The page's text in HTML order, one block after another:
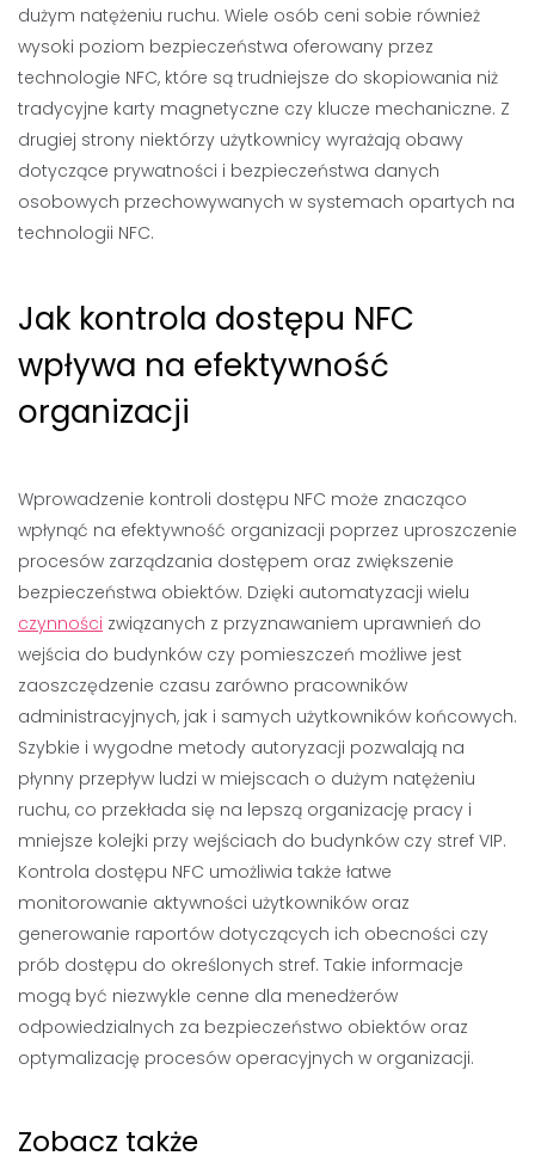
dużym natężeniu ruchu. Wiele osób ceni sobie również
wysoki poziom bezpieczeństwa oferowany przez
technologie NFC, które są trudniejsze do skopiowania niż
tradycyjne karty magnetyczne czy klucze mechaniczne. Z
drugiej strony niektórzy użytkownicy wyrażają obawy
dotyczące prywatności i bezpieczeństwa danych
osobowych przechowywanych w systemach opartych na
technologii NFC.
Jak kontrola dostępu NFC
wpływa na efektywność
organizacji
Wprowadzenie kontroli dostępu NFC może znacząco
wpłynąć na efektywność organizacji poprzez uproszczenie
procesów zarządzania dostępem oraz zwiększenie
bezpieczeństwa obiektów. Dzięki automatyzacji wielu
czynności związanych z przyznawaniem uprawnień do
wejścia do budynków czy pomieszczeń możliwe jest
zaoszczędzenie czasu zarówno pracowników
administracyjnych, jak i samych użytkowników końcowych.
Szybkie i wygodne metody autoryzacji pozwalają na
płynny przepływ ludzi w miejscach o dużym natężeniu
ruchu, co przekłada się na lepszą organizację pracy i
mniejsze kolejki przy wejściach do budynków czy stref VIP.
Kontrola dostępu NFC umożliwia także łatwe
monitorowanie aktywności użytkowników oraz
generowanie raportów dotyczących ich obecności czy
prób dostępu do określonych stref. Takie informacje
mogą być niezwykle cenne dla menedżerów
odpowiedzialnych za bezpieczeństwo obiektów oraz
optymalizację procesów operacyjnych w organizacji.
Zobacz także